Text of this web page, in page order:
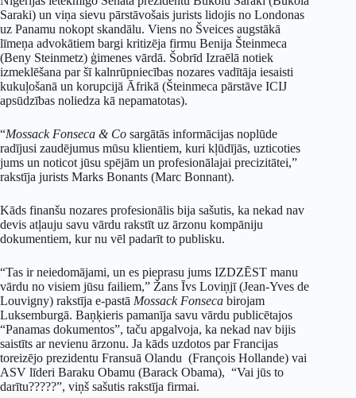
Saraki) un viņa sievu pārstāvošais jurists lidojis no Londonas
uz Panamu nokopt skandālu. Viens no Šveices augstākā
līmeņa advokātiem bargi kritizēja firmu Benija Šteinmeca
(Beny Steinmetz) ģimenes vārdā. Šobrīd Izraēlā notiek
izmeklēšana par šī kalnrūpniecības nozares vadītāja iesaisti
kukuļošanā un korupcijā Āfrikā (Šteinmeca pārstāve ICIJ
apsūdzības noliedza kā nepamatotas).
“Mossack Fonseca & Co sargātās informācijas noplūde
radījusi zaudējumus mūsu klientiem, kuri kļūdījās, uzticoties
jums un noticot jūsu spējām un profesionālajai precizitātei,”
rakstīja jurists Marks Bonants (Marc Bonnant).
Kāds finanšu nozares profesionālis bija sašutis, ka nekad nav
devis atļauju savu vārdu rakstīt uz ārzonu kompāniju
dokumentiem, kur nu vēl padarīt to publisku.
“Tas ir neiedomājami, un es pieprasu jums IZDZĒST manu
vārdu no visiem jūsu failiem,” Žans Īvs Loviņjī (Jean-Yves de
Louvigny) rakstīja e-pastā Mossack Fonseca birojam
Luksemburgā. Baņķieris pamanīja savu vārdu publicētajos
“Panamas dokumentos”, taču apgalvoja, ka nekad nav bijis
saistīts ar nevienu ārzonu. Ja kāds uzdotos par Francijas
toreizējo prezidentu Fransuā Olandu (François Hollande) vai
ASV līderi Baraku Obamu (Barack Obama), “Vai jūs to
darītu?????”, viņš sašutis rakstīja firmai.